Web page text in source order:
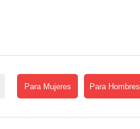
Para Mujeres Para Hombres